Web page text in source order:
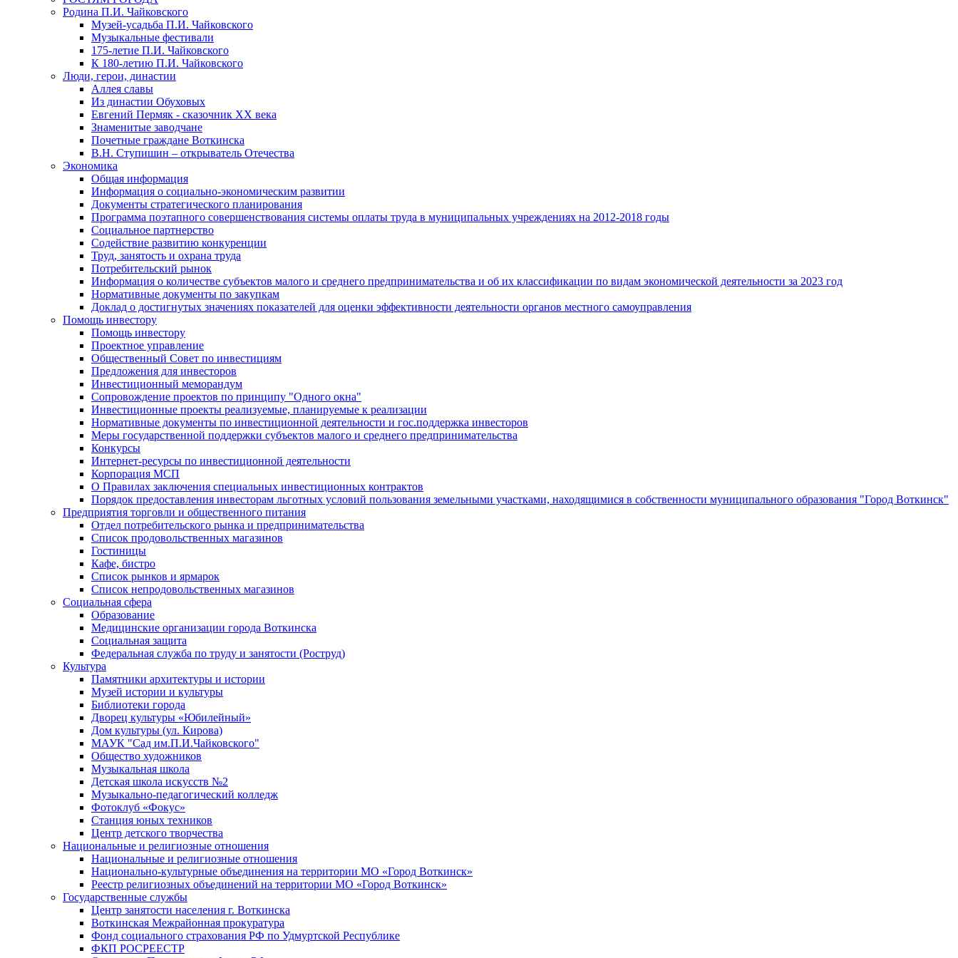
Родина П.И. Чайковского
Музей-усадьба П.И. Чайковского
Музыкальные фестивали
175-летие П.И. Чайковского
К 180-летию П.И. Чайковского
Люди, герои, династии
Аллея славы
Из династии Обуховых
Евгений Пермяк - сказочник XX века
Знаменитые заводчане
Почетные граждане Воткинска
В.Н. Ступишин – открыватель Отечества
Экономика
Общая информация
Информация о социально-экономическим развитии
Документы стратегического планирования
Программа поэтапного совершенствования системы оплаты труда в муниципальных учреждениях на 2012-2018 годы
Социальное партнерство
Содействие развитию конкуренции
Труд, занятость и охрана труда
Потребительский рынок
Информация о количестве субъектов малого и среднего предпринимательства и об их классификации по видам экономической деятельности за 2023 год
Нормативные документы по закупкам
Доклад о достигнутых значениях показателей для оценки эффективности деятельности органов местного самоуправления
Помощь инвестору
Помощь инвестору
Проектное управление
Общественный Совет по инвестициям
Предложения для инвесторов
Инвестиционный меморандум
Сопровождение проектов по принципу "Oдного окна"
Инвестиционные проекты реализуемые, планируемые к реализации
Нормативные документы по инвестиционной деятельности и гос.поддержка инвесторов
Меры государственной поддержки субъектов малого и среднего предпринимательства
Конкурсы
Интернет-ресурсы по инвестиционной деятельности
Корпорация МСП
О Правилах заключения специальных инвестиционных контрактов
Порядок предоставления инвесторам льготных условий пользования земельными участками, находящимися в собственности муниципального образования "Город Воткинск"
Предприятия торговли и общественного питания
Отдел потребительского рынка и предпринимательства
Список продовольственных магазинов
Гостиницы
Кафе, бистро
Cписок рынков и ярмарок
Список непродовольственных магазинов
Социальная сфера
Образование
Медицинские организации города Воткинска
Социальная защита
Федеральная служба по труду и занятости (Роструд)
Культура
Памятники архитектуры и истории
Музей истории и культуры
Библиотеки города
Дворец культуры «Юбилейный»
Дом культуры (ул. Кирова)
МАУК "Сад им.П.И.Чайковского"
Общество художников
Музыкальная школа
Детская школа искусств №2
Музыкально-педагогический колледж
Фотоклуб «Фокус»
Станция юных техников
Центр детского творчества
Национальные и религиозные отношения
Национальные и религиозные отношения
Национально-культурные объединения на территории МО «Город Воткинск»
Реестр религиозных объединений на территории МО «Город Воткинск»
Государственные службы
Центр занятости населения г. Воткинска
Воткинская Межрайонная прокуратура
Фонд социального страхования РФ по Удмуртской Республике
ФКП РОСРЕЕСТР